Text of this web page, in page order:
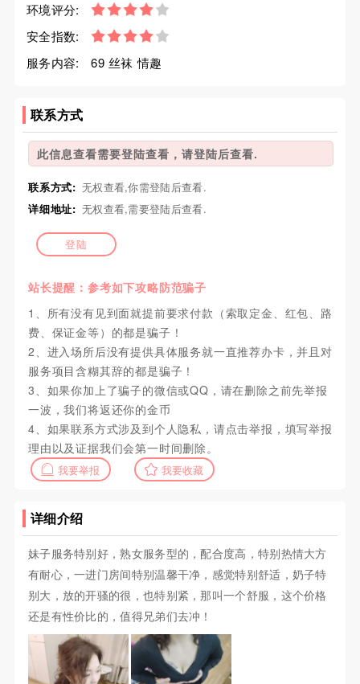
环境评分:
安全指数:
服务内容:
69 丝袜 情趣
联系方式
此信息查看需要登陆查看，请登陆后查看.
联系方式: 无权查看,你需登陆后查看.
详细地址: 无权查看,需要登陆后查看.
登陆
站长提醒：参考如下攻略防范骗子
1、所有没有见到面就提前要求付款（索取定金、红包、路
费、保证金等）的都是骗子！
2、进入场所后没有提供具体服务就一直推荐办卡，并且对
服务项目含糊其辞的都是骗子！
3、如果你加上了骗子的微信或QQ，请在删除之前先举报
一波，我们将返还你的金币
4、如果联系方式涉及到个人隐私，请点击举报，填写举报
理由以及证据我们会第一时间删除。
我要举报 我要收藏
详细介绍
妹子服务特别好，熟女服务型的，配合度高，特别热情大方
有耐心，一进门房间特别温馨干净，感觉特别舒适，奶子特
别大，放的开骚的很，也特别紧，那叫一个舒服，这个价格
还是有性价比的，值得兄弟们去冲！